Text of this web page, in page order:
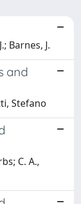
Barnes, J.
and
Stefano
C. A.,